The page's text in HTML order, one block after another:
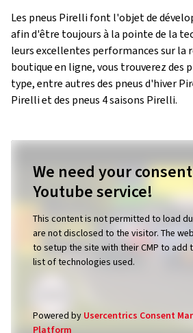
Les pneus Pirelli font l'objet de
afin d'être toujours à la pointe de la
leurs excellentes performances sur la
boutique en ligne, vous trouverez des
type, entre autres des pneus d'hiver
Pirelli et des pneus 4 saisons Pirelli.
We need your
Youtube service!
This content is not permitted to load
are not disclosed to the visitor. The
to setup the site with their CMP to add
list of technologies used.
Powered by Usercentrics Consent
Platform